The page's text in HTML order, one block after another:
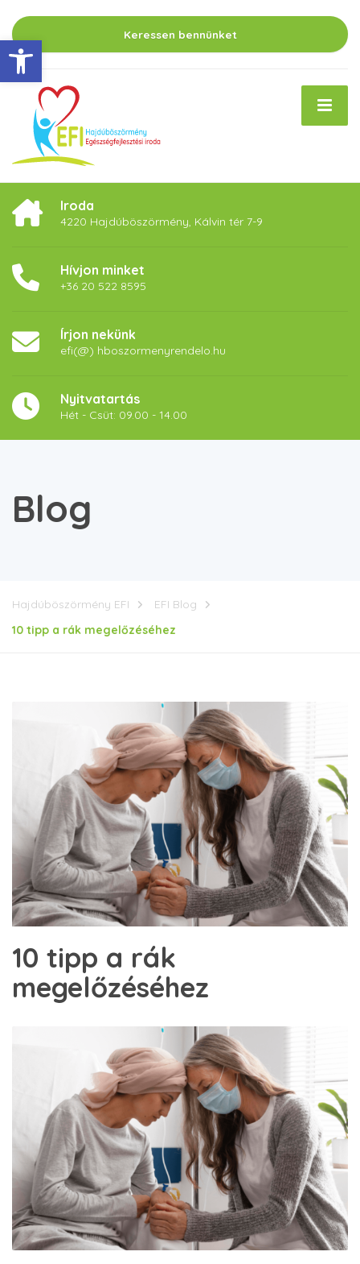
Eszköztár megnyitása
Keressen bennünket
Iroda
4220 Hajdúböszörmény, Kálvin tér 7-9
Hívjon minket
+36 20 522 8595
Írjon nekünk
efi(@) hboszormenyrendelo.hu
Nyitvatartás
Hét - Csüt: 09.00 - 14.00
Blog
Hajdúböszörmény EFI
EFI Blog
10 tipp a rák megelőzéséhez
10 tipp a rák
megelőzéséhez